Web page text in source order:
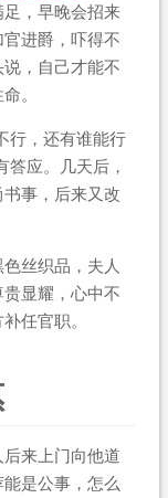
，早晚会招来
进爵，吓得不
，自己才能不
。
行，还有谁能行
答应。几天后，
事，后来又改
丝织品，夫人
显耀，心中不
任官职。
来上门向他道
是公事，怎么